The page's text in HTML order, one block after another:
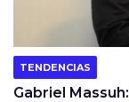
TENDENCIAS
Gabriel